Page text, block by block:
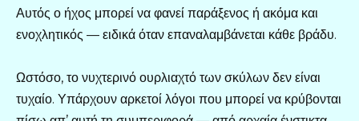
Αυτός ο ήχος μπορεί να φανεί παράξενος ή ακόμα και
ενοχλητικός — ειδικά όταν επαναλαμβάνεται κάθε βράδυ.
Ωστόσο, το νυχτερινό ουρλιαχτό των σκύλων δεν είναι
τυχαίο. Υπάρχουν αρκετοί λόγοι που μπορεί να κρύβονται